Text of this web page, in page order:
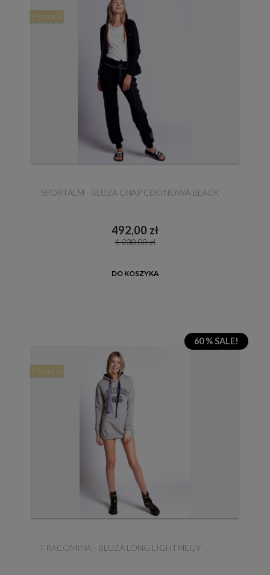
SPORTALM - BLUZA CHAP CEKINOWA BLACK
492,00 zł
1 230,00 zł
DO KOSZYKA
Promocja
60 % SALE!
FRACOMINA - BLUZA LONG LIGHTMEGY
Promocja